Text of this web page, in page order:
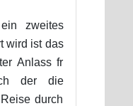
zweites
wird ist das
Anlass fr
der die
durch